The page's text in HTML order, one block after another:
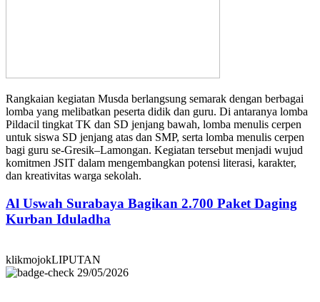
Rangkaian kegiatan Musda berlangsung semarak dengan berbagai
lomba yang melibatkan peserta didik dan guru. Di antaranya lomba
Pildacil tingkat TK dan SD jenjang bawah, lomba menulis cerpen
untuk siswa SD jenjang atas dan SMP, serta lomba menulis cerpen
bagi guru se-Gresik–Lamongan. Kegiatan tersebut menjadi wujud
komitmen JSIT dalam mengembangkan potensi literasi, karakter,
dan kreativitas warga sekolah.
Al Uswah Surabaya Bagikan 2.700 Paket Daging
Kurban Iduladha
klikmojokLIPUTAN
29/05/2026